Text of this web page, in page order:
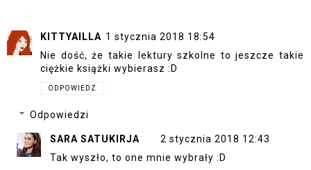
KITTYAILLA 1 stycznia 2018 18:54
Nie dość, że takie lektury szkolne to jeszcze takie
ciężkie książki wybierasz :D
ODPOWIEDZ
Odpowiedzi
SARA SATUKIRJA
2 stycznia 2018 12:43
Tak wyszło, to one mnie wybrały :D